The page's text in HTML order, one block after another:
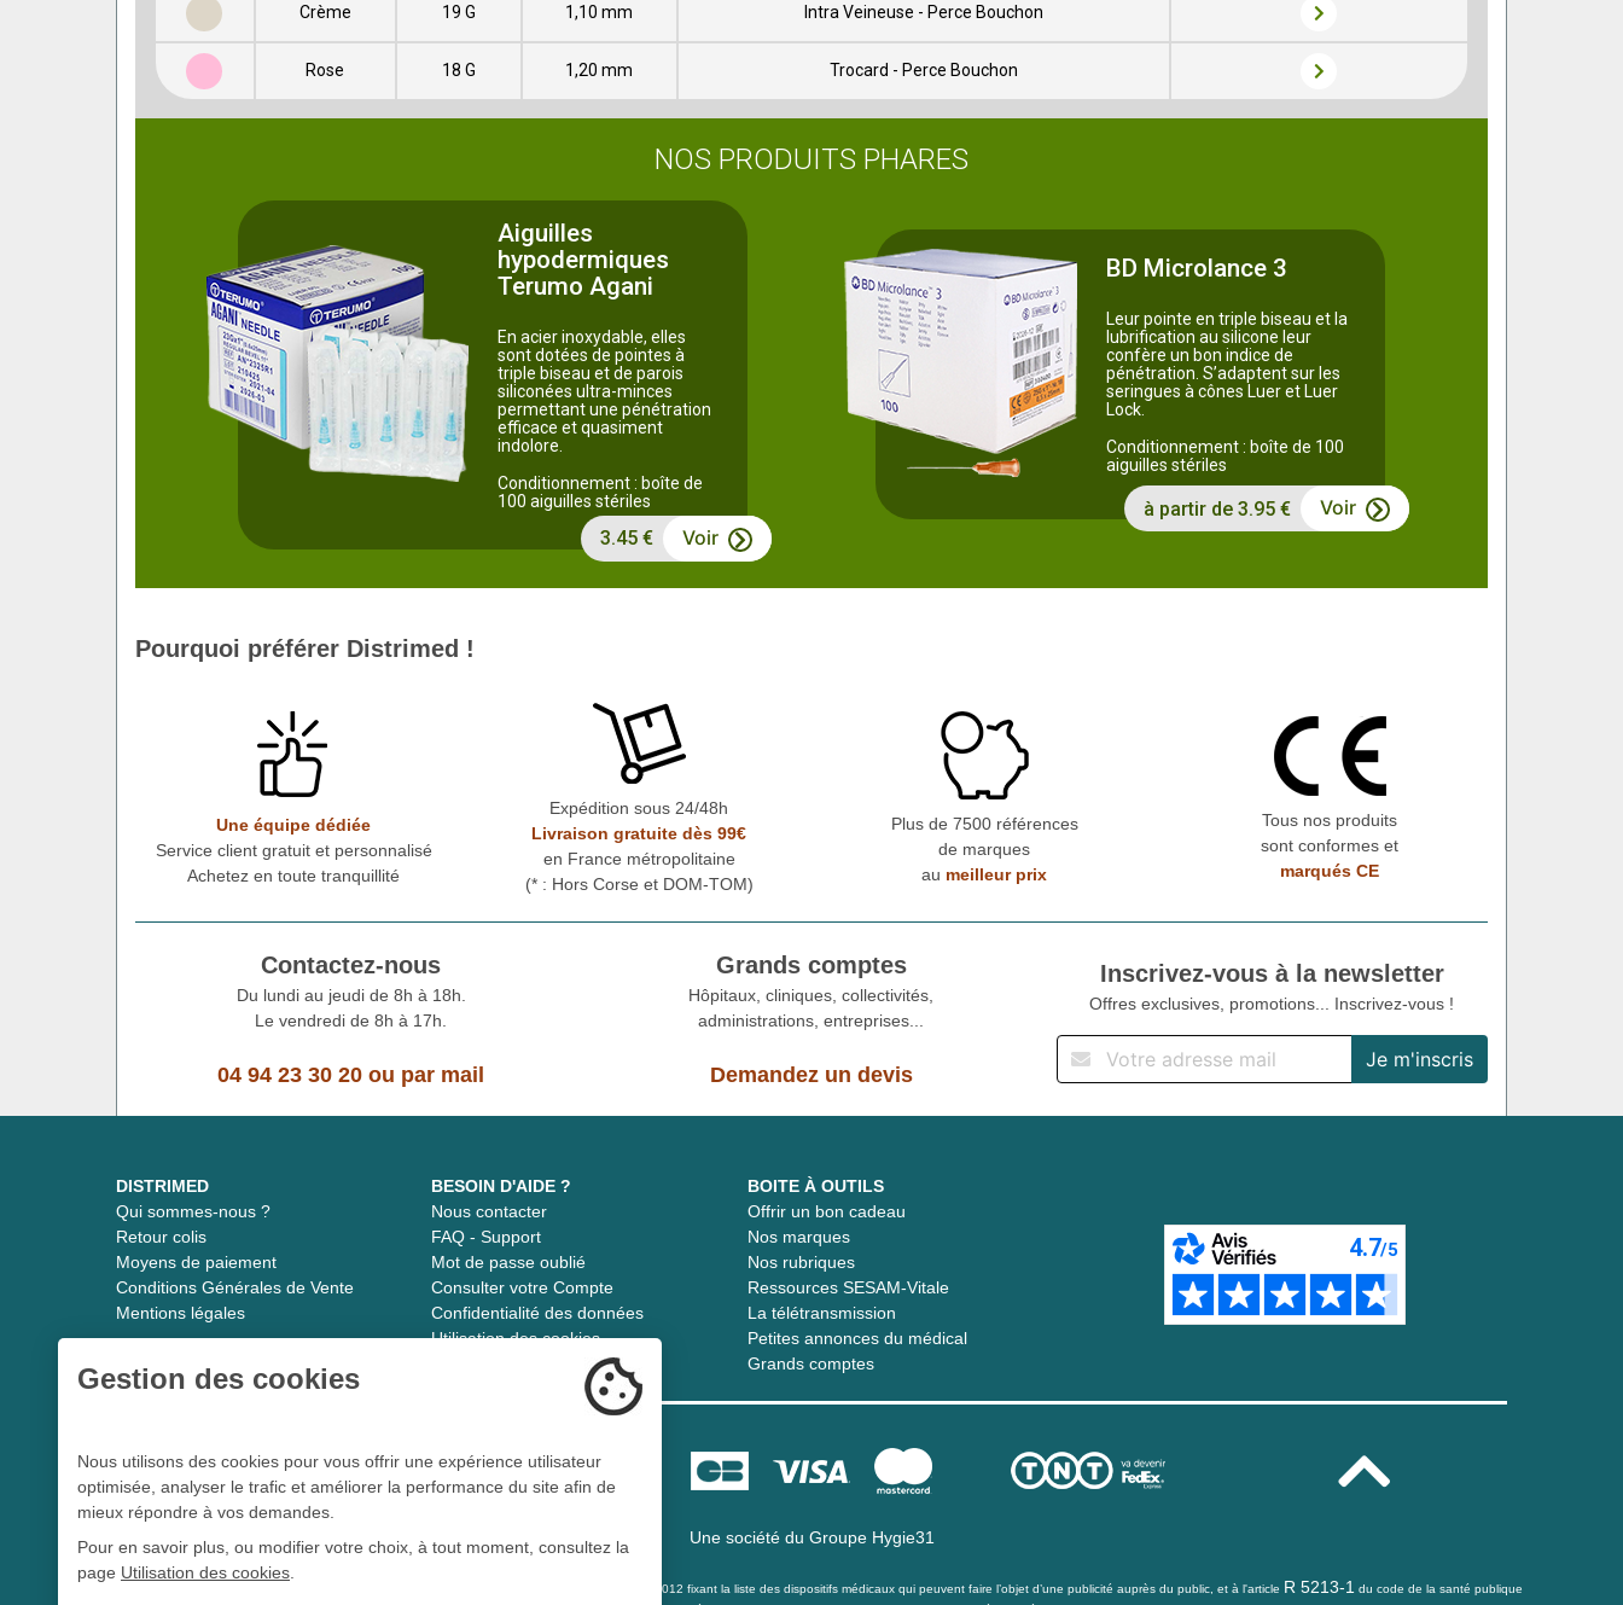
Crème 19 G 1,10 mm Intra Veineuse - Perce Bouchon
Rose 18 G 1,20 mm Trocard - Perce Bouchon
NOS PRODUITS PHARES
Aiguilles
hypodermiques
Terumo Agani
En acier inoxydable, elles
sont dotées de pointes à
triple biseau et de parois
siliconées ultra-minces
permettant une pénétration
efficace et quasiment
indolore.
Conditionnement : boîte de
100 aiguilles stériles
3.45 € Voir
BD Microlance 3
Leur pointe en triple biseau et la
lubrification au silicone leur
confère un bon indice de
pénétration. S’adaptent sur les
seringues à cônes Luer et Luer
Lock.
Conditionnement : boîte de 100
aiguilles stériles
à partir de 3.95 € Voir
Pourquoi préférer Distrimed !
Une équipe dédiée
Service client gratuit et personnalisé
Achetez en toute tranquillité
Expédition sous 24/48h
Livraison gratuite dès 99€
en France métropolitaine
(* : Hors Corse et DOM-TOM)
Plus de 7500 références
de marques
au meilleur prix
Tous nos produits
sont conformes et
marqués CE
Contactez-nous
Du lundi au jeudi de 8h à 18h.
Le vendredi de 8h à 17h.
04 94 23 30 20 ou par mail
Grands comptes
Hôpitaux, cliniques, collectivités,
administrations, entreprises...
Demandez un devis
Inscrivez-vous à la newsletter
Offres exclusives, promotions... Inscrivez-vous !
DISTRIMED
Qui sommes-nous ?
Retour colis
Moyens de paiement
Conditions Générales de Vente
Mentions légales
BESOIN D'AIDE ?
Nous contacter
FAQ - Support
Mot de passe oublié
Consulter votre Compte
Confidentialité des données
Utilisation des cookies
BOITE À OUTILS
Offrir un bon cadeau
Nos marques
Nos rubriques
Ressources SESAM-Vitale
La télétransmission
Petites annonces du médical
Grands comptes
Distrimed.com 1989 - 2026
Le spécialiste du matériel médical
Une société du Groupe Hygie31
L 5213-3 du code de la santé publique et à l’arrêté du 21 décembre 2012 fixant la liste des dispositifs médicaux qui peuvent faire l’objet d’une publicité auprès du public, et à l'article R 5213-1 du code de la santé publique
Gestion des cookies
Nous utilisons des cookies pour vous offrir une expérience utilisateur
optimisée, analyser le trafic et améliorer la performance du site afin de
mieux répondre à vos demandes.
Pour en savoir plus, ou modifier votre choix, à tout moment, consultez la
page Utilisation des cookies